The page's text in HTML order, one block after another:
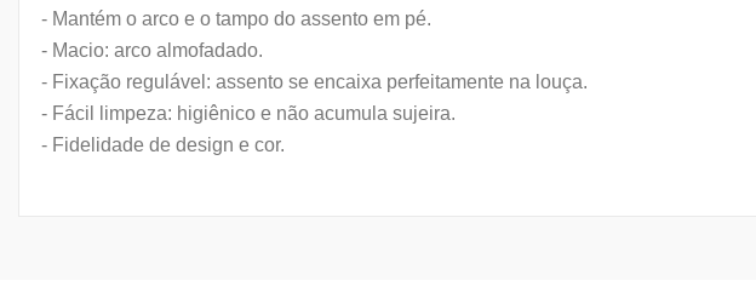
- Mantém o arco e o tampo do assento em pé.
- Macio: arco almofadado.
- Fixação regulável: assento se encaixa perfeitamente na louça.
- Fácil limpeza: higiênico e não acumula sujeira.
- Fidelidade de design e cor.